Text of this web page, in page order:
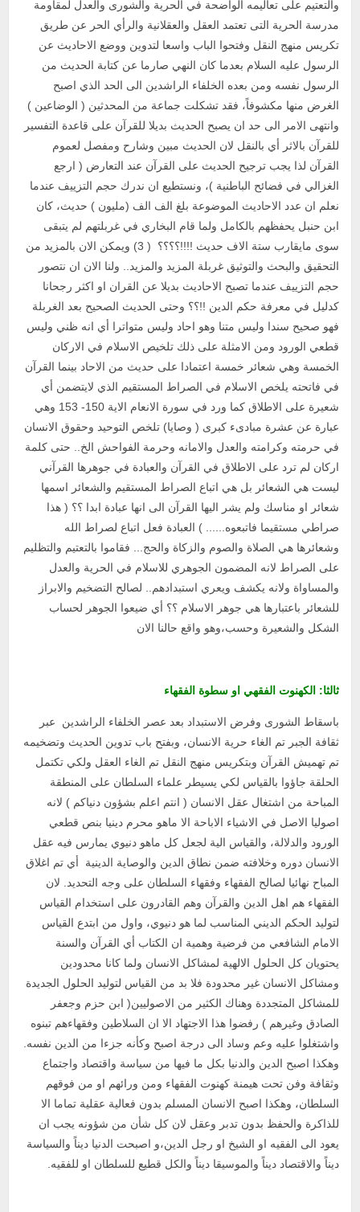
والتعتيم على تعاليمه الواضحة في الحرية والشورى والعدل لمقاومة
مدرسة الحرية التى تعتمد العقل والعقلانية والرأي الحر عن طريق
تكريس منهج النقل وفتحوا الباب واسعا لتدوين ووضع الاحاديث عن
الرسول عليه السلام بعدما كان النهي صارما عن كتابة الحديث من
الرسول نفسه ومن بعده الخلفاء الراشدين الى الحد الذي اصبح
الغرض منها مكشوفاً، فقد تشكلت جماعة من المحدثين ( الوضاعين )
وانتهى الامر الى حد ان يصبح الحديث بديلا للقرآن على قاعدة التفسير
للقرآن بالاثر أي بالنقل لان الحديث مبين وشارح ومفصل لعموم
القرآن لذا يجب ترجيح الحديث على القرآن عند التعارض ( ارجع
الغزالي في فضائح الباطنية )، ونستطيع ان ندرك حجم التزييف عندما
نعلم ان عدد الاحاديث الموضوعة بلغ الف الف (مليون ) حديث، كان
ابن حنبل يحفظهم بالكامل ولما قام البخاري في غربلتهم لم يتبقى
سوى مايقارب ستة الاف حديث !!!!؟؟؟؟ ( 3) ويمكن الان بالمزيد من
التحقيق والبحث والتوثيق غربلة المزيد والمزيد.. ولنا الان ان نتصور
حجم التزييف عندما تصبح الاحاديث بديلا عن القران او اكثر رجحانا
كدليل في معرفة حكم الدين !!؟؟ وحتى الحديث الصحيح بعد الغربلة
فهو صحيح سندا وليس متنا وهو احاد وليس متواترا أي انه ظني وليس
قطعي الورود ومن الامثلة على ذلك تلخيص الاسلام في الاركان
الخمسة وهي شعائر خمسة اعتمادا على حديث من الاحاد بينما القرآن
في فاتحته يلخص الاسلام في الصراط المستقيم الذي لايتضمن أي
شعيرة على الاطلاق كما ورد في سورة الانعام الاية 150- 153 وهي
عبارة عن عشرة مبادىء كبرى ( وصايا) تلخص التوحيد وحقوق الانسان
في حرمته وكرامته والعدل والامانه وحرمة الفواحش الخ.. حتى كلمة
اركان لم ترد على الاطلاق في القرآن والعبادة في جوهرها القرآني
ليست هي الشعائر بل هي اتباع الصراط المستقيم والشعائر اسمها
شعائر او مناسك ولم يشر اليها القرآن الى انها عبادة ابدا ؟؟ ( هذا
صراطي مستقيما فاتبعوه...... ) العبادة فعل اتباع لصراط الله
وشعائرها هي الصلاة والصوم والزكاة والحج... فقاموا بالتعتيم والتظليم
على الصراط لانه المضمون الجوهري للاسلام في الحرية والعدل
والمساواة ولانه يكشف ويعري استبدادهم.. لصالح التضخيم والابراز
للشعائر باعتبارها هي جوهر الاسلام ؟؟ أي ضيعوا الجوهر لحساب
الشكل والشعيرة وحسب،وهو واقع حالنا الان
ثالثا: الكهنوت الفقهي او سطوة الفقهاء
باسقاط الشورى وفرض الاستبداد بعد عصر الخلفاء الراشدين عبر
ثقافة الجبر تم الغاء حرية الانسان، وبفتح باب تدوين الحديث وتضخيمه
تم تهميش القرآن وبتكريس منهج النقل تم الغاء العقل ولكي تكتمل
الحلقة جاؤوا بالقياس لكي يسيطر علماء السلطان على المنطقة
المباحة من اشتغال عقل الانسان ( انتم اعلم بشؤون دنياكم ) لانه
اصوليا الاصل في الاشياء الاباحة الا ماهو محرم دينيا بنص قطعي
الورود والدلالة، والقياس الية لجعل كل ماهو دنيوي يمارس فيه عقل
الانسان دوره وخلافته ضمن نطاق الدين والوصاية الدينية أي تم اغلاق
المباح نهائيا لصالح الفقهاء وفقهاء السلطان على وجه التحديد. لان
الفقهاء هم اهل الدين والقرآن وهم القادرون على استخدام القياس
لتوليد الحكم الديني المناسب لما هو دنيوي، واول من ابتدع القياس
الامام الشافعي من فرضية وهمية ان الكتاب أي القرآن والسنة
يحتويان كل الحلول الالهية لمشاكل الانسان ولما كانا محدودين
ومشاكل الانسان غير محدودة فلا بد من القياس لتوليد الحلول الجديدة
للمشاكل المتجددة وهناك الكثير من الاصوليين( ابن حزم وجعفر
الصادق وغيرهم ) رفضوا هذا الاجتهاد الا ان السلاطين وفقهاءهم تبنوه
واشتغلوا عليه وعم وساد الى درجة اصبح وكأنه جزءا من الدين نفسه.
وهكذا اصبح الدين والدنيا بكل ما فيها من سياسة واقتصاد واجتماع
وثقافة وفن تحت هيمنة كهنوت الفقهاء ومن ورائهم او من فوقهم
السلطان، وهكذا اصبح الانسان المسلم بدون فعالية عقلية تماما الا
للذاكرة والحفظ بدون تدبر وعقل لان كل شأن من شؤونه يجب ان
يعود الى الفقيه او الشيخ او رجل الدين،و اصبحت الدنيا ديناً والسياسة
ديناً والاقتصاد ديناً والموسيقا ديناً والكل قطيع للسلطان او للفقيه.